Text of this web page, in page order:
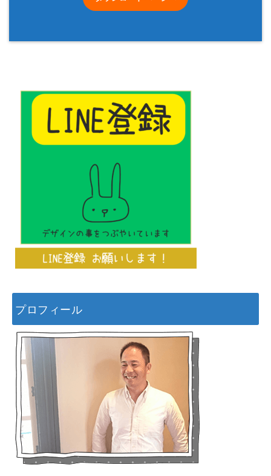
プロフィール